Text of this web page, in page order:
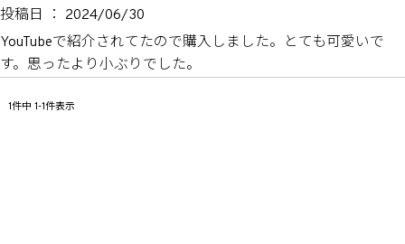
投稿日
2024/06/30
YouTubeで紹介されてたので購入しました。とても可愛いで
す。思ったより小ぶりでした。
1件中 1-1件表示